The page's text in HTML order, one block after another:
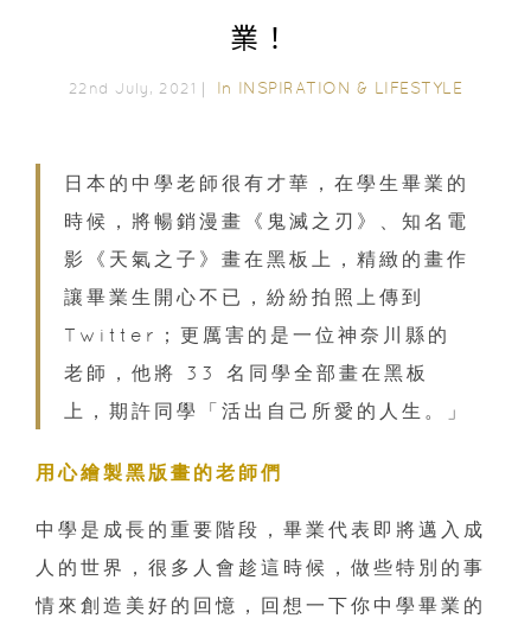
業！
22nd July, 2021｜ In INSPIRATION & LIFESTYLE
日本的中學老師很有才華，在學生畢業的
時候，將暢銷漫畫《鬼滅之刃》、知名電
影《天氣之子》畫在黑板上，精緻的畫作
讓畢業生開心不已，紛紛拍照上傳到
Twitter；更厲害的是一位神奈川縣的
老師，他將 33 名同學全部畫在黑板
上，期許同學「活出自己所愛的人生。」
用心繪製黑版畫的老師們
中學是成長的重要階段，畢業代表即將邁入成
人的世界，很多人會趁這時候，做些特別的事
情來創造美好的回憶，回想一下你中學畢業的